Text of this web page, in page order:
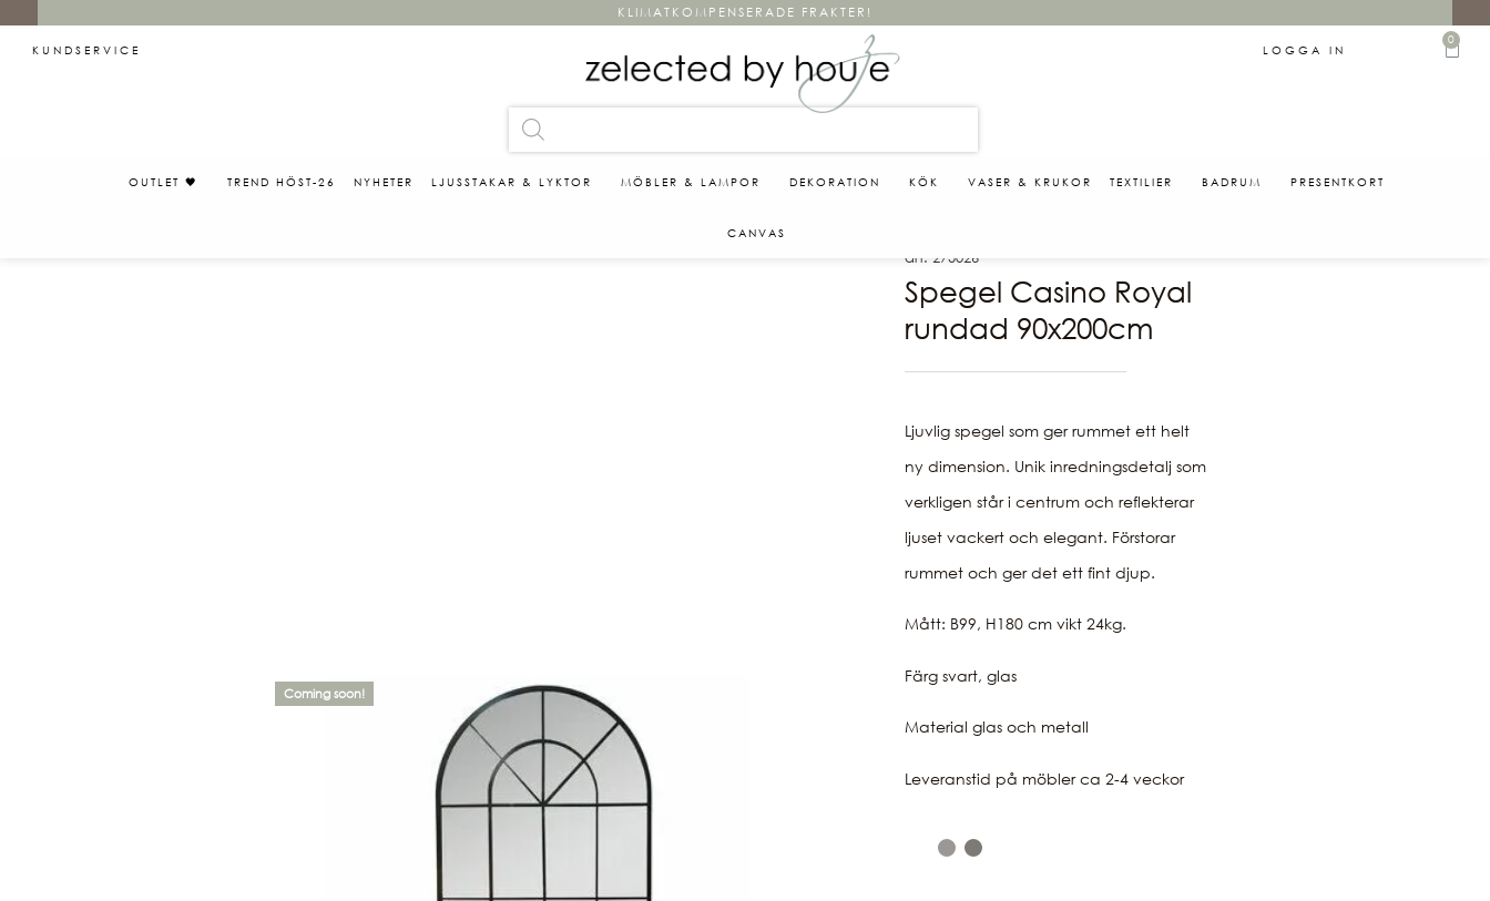
KLIMATKOMPENSERADE FRAKTER!
KUNDSERVICE LOGGA IN
0
OUTLET 🖤 TREND HÖST-26 NYHETER LJUSSTAKAR & LYKTOR MÖBLER & LAMPOR DEKORATION KÖK VASER & KRUKOR TEXTILIER BADRUM PRESENTKORT
CANVAS
Coming soon!
art. 275026
Spegel Casino Royal
rundad 90x200cm
Ljuvlig spegel som ger rummet ett helt
ny dimension. Unik inredningsdetalj som
verkligen står i centrum och reflekterar
ljuset vackert och elegant. Förstorar
rummet och ger det ett fint djup.
Mått: B99, H180 cm vikt 24kg.
Färg svart, glas
Material glas och metall
Leveranstid på möbler ca 2-4 veckor